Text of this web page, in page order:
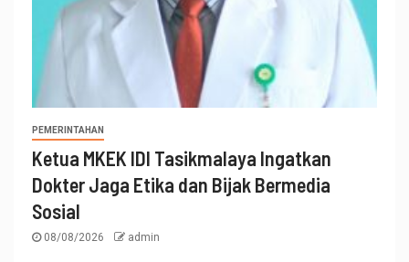
PEMERINTAHAN
Ketua MKEK IDI Tasikmalaya Ingatkan
Dokter Jaga Etika dan Bijak Bermedia
Sosial
08/08/2026 admin